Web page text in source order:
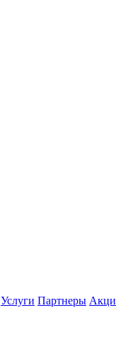
Услуги Партнеры